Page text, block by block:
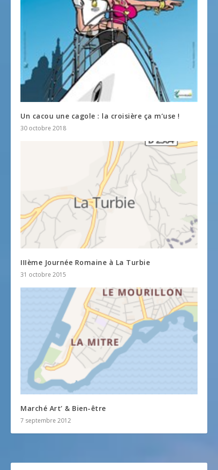
Un cacou une cagole : la croisière ça m’use !
30 octobre 2018
IIIème Journée Romaine à La Turbie
31 octobre 2015
Marché Art’ & Bien-être
7 septembre 2012